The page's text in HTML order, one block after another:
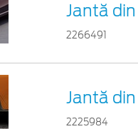
Jantă
2266491
Jantă
2225984